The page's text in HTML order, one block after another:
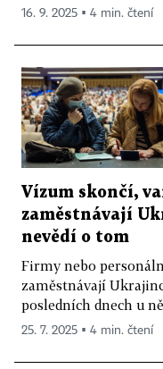
16. 9. 2025 ▪ 4 min. čtení
Vízum skončí,
zaměstnávají
nevědí o tom
Firmy nebo
zaměstnávají
posledních dnech u
25. 7. 2025 ▪ 4 min. čtení